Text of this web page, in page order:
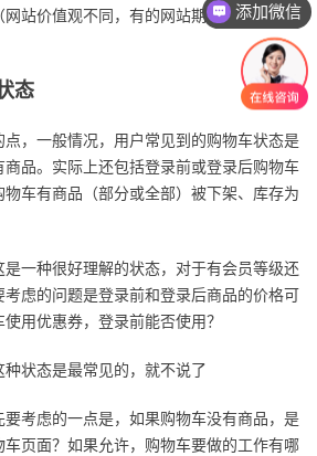
站价值观不同，有的网站期望用户赶紧进
态
，一般情况，用户常见到的购物车状态是
品。实际上还包括登录前或登录后购物车
车有商品（部分或全部）被下架、库存为
是一种很好理解的状态，对于有会员等级还
虑的问题是登录前和登录后商品的价格可
用优惠券，登录前能否使用？
种状态是最常见的，就不说了
要考虑的一点是，如果购物车没有商品，是
页面？如果允许，购物车要做的工作有哪
添加微信